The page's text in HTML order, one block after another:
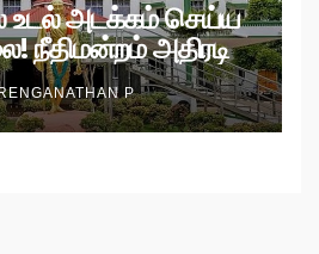
உடல் அடக்கம் செய்ய
நீதிமன்றம் அதிரடி
P